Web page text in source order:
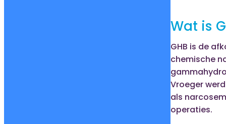
Wat is
GHB is de
chemische
Vroeger
als
operaties.